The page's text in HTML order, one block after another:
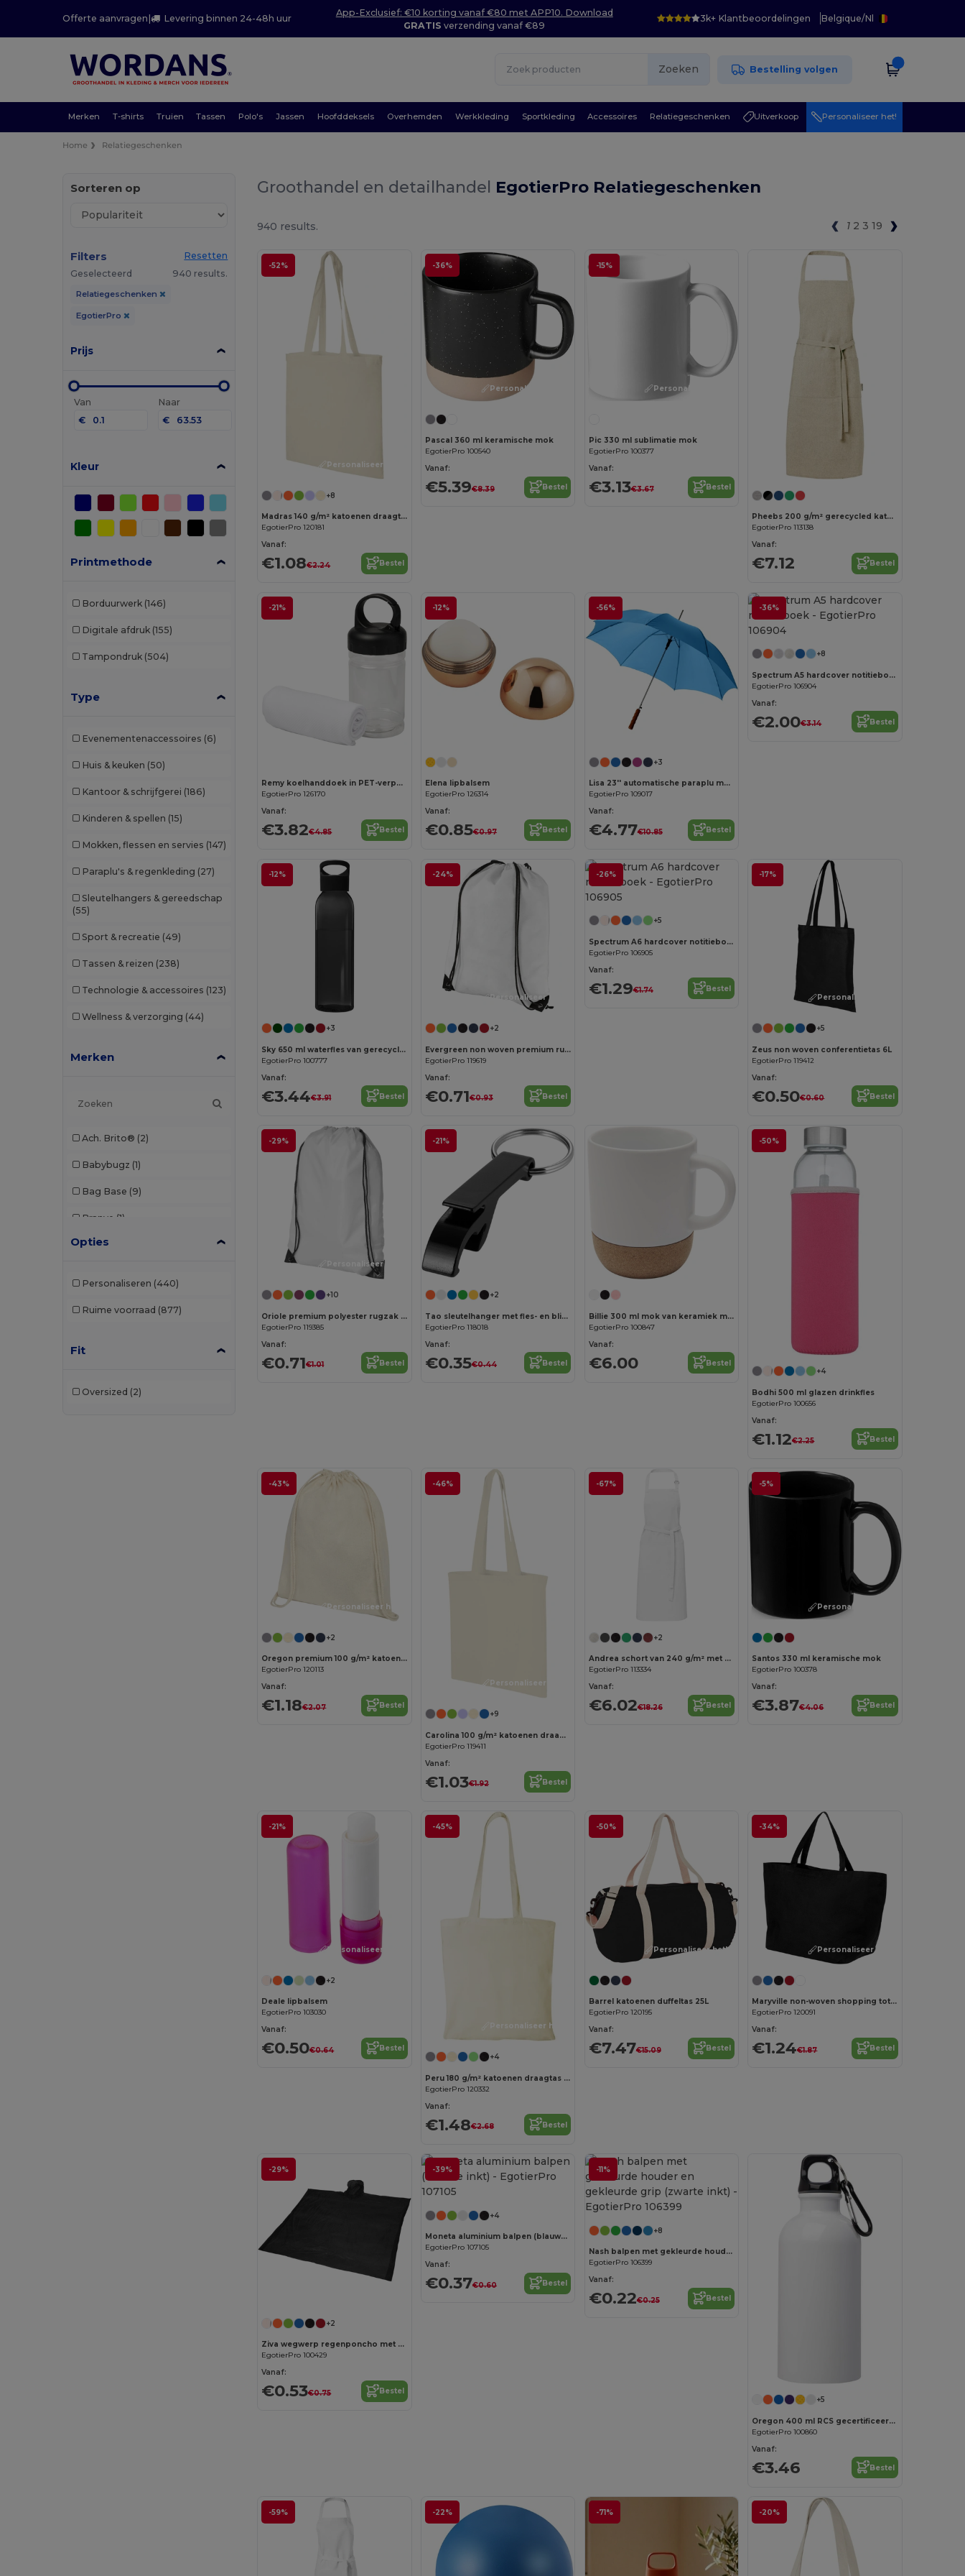
Offerte aanvragen | Levering binnen 24-48h uur
App-Exclusief: €10 korting vanaf €80 met APP10. Download
GRATIS verzending vanaf €89
3k+ Klantbeoordelingen Belgique/Nl
Zoeken Bestelling volgen
Merken T-shirts Truien Tassen Polo's Jassen Hoofddeksels Overhemden Werkkleding Sportkleding Accessoires Relatiegeschenken Uitverkoop Personaliseer het!
Home Relatiegeschenken
Sorteren op
Filters
Resetten
Geselecteerd
940 results.
Relatiegeschenken
EgotierPro
Prijs
Van
€
Naar
€
Kleur
Printmethode
Borduurwerk (146)
Digitale afdruk (155)
Tampondruk (504)
Type
Evenementenaccessoires (6)
Huis & keuken (50)
Kantoor & schrijfgerei (186)
Kinderen & spellen (15)
Mokken, flessen en servies (147)
Paraplu's & regenkleding (27)
Sleutelhangers & gereedschap
(55)
Sport & recreatie (49)
Tassen & reizen (238)
Technologie & accessoires (123)
Wellness & verzorging (44)
Merken
Ach. Brito® (2)
Babybugz (1)
Bag Base (9)
Branve (1)
Buff (1)
Egotier
Opties
Personaliseren (440)
Ruime voorraad (877)
Fit
Oversized (2)
Groothandel en detailhandel EgotierPro Relatiegeschenken
940 results. 1 2 3 19
-52%
Personaliseer het!
+8
Madras 140 g/m² katoenen draagtas 7L
EgotierPro 120181
Vanaf:
€1.08€2.24 Bestel
-36%
Personaliseer het!
Pascal 360 ml keramische mok
EgotierPro 100540
Vanaf:
€5.39€8.39 Bestel
-15%
Personaliseer het!
Pic 330 ml sublimatie mok
EgotierPro 100377
Vanaf:
€3.13€3.67 Bestel
Pheebs 200 g/m² gerecycled katoenen schort
EgotierPro 113138
Vanaf:
€7.12 Bestel
-21%
Remy koelhanddoek in PET-verpakking
EgotierPro 126170
Vanaf:
€3.82€4.85 Bestel
-12%
Elena lipbalsem
EgotierPro 126314
Vanaf:
€0.85€0.97 Bestel
-56%
+3
Lisa 23'' automatische paraplu met houten handvat
EgotierPro 109017
Vanaf:
€4.77€10.85 Bestel
-36%
Personaliseer het!
+8
Spectrum A5 hardcover notitieboek
EgotierPro 106904
Vanaf:
€2.00€3.14 Bestel
-12%
+3
Sky 650 ml waterfles van gerecycled plastic
EgotierPro 100777
Vanaf:
€3.44€3.91 Bestel
-24%
Personaliseer het!
+2
Evergreen non woven premium rugzak 5L
EgotierPro 119619
Vanaf:
€0.71€0.93 Bestel
-26%
Personaliseer het!
+5
Spectrum A6 hardcover notitieboek
EgotierPro 106905
Vanaf:
€1.29€1.74 Bestel
-17%
Personaliseer het!
+5
Zeus non woven conferentietas 6L
EgotierPro 119412
Vanaf:
€0.50€0.60 Bestel
-29%
Personaliseer het!
+10
Oriole premium polyester rugzak 5L
EgotierPro 119385
Vanaf:
€0.71€1.01 Bestel
-21%
+2
Tao sleutelhanger met fles- en blikopener
EgotierPro 118018
Vanaf:
€0.35€0.44 Bestel
Billie 300 ml mok van keramiek met kurkdetails en matte afwerking
EgotierPro 100847
Vanaf:
€6.00 Bestel
-50%
+4
Bodhi 500 ml glazen drinkfles
EgotierPro 100656
Vanaf:
€1.12€2.25 Bestel
-43%
Personaliseer het!
+2
Oregon premium 100 g/m² katoenen rugzak 5L
EgotierPro 120113
Vanaf:
€1.18€2.07 Bestel
-46%
Personaliseer het!
+9
Carolina 100 g/m² katoenen draagtas 7L
EgotierPro 119411
Vanaf:
€1.03€1.92 Bestel
-67%
+2
Andrea schort van 240 g/m² met verstelbare nekband
EgotierPro 113334
Vanaf:
€6.02€18.26 Bestel
-5%
Personaliseer het!
Santos 330 ml keramische mok
EgotierPro 100378
Vanaf:
€3.87€4.06 Bestel
-21%
Personaliseer het!
+2
Deale lipbalsem
EgotierPro 103030
Vanaf:
€0.50€0.64 Bestel
-45%
Personaliseer het!
+4
Peru 180 g/m² katoenen draagtas 7L
EgotierPro 120332
Vanaf:
€1.48€2.68 Bestel
-50%
Personaliseer het!
Barrel katoenen duffeltas 25L
EgotierPro 120195
Vanaf:
€7.47€15.09 Bestel
-34%
Personaliseer het!
Maryville non-woven shopping tote bag 28L
EgotierPro 120091
Vanaf:
€1.24€1.87 Bestel
-29%
+2
Ziva wegwerp regenponcho met opbergtasje
EgotierPro 100429
Vanaf:
€0.53€0.75 Bestel
-39%
+4
Moneta aluminium balpen (blauwe inkt)
EgotierPro 107105
Vanaf:
€0.37€0.60 Bestel
-11%
+8
Nash balpen met gekleurde houder en gekleurde grip (zwarte inkt)
EgotierPro 106399
Vanaf:
€0.22€0.25 Bestel
+5
Oregon 400 ml RCS gecertificeerde enkelwandige roestvrijstalen waterfles met karabijnhaak
EgotierPro 100860
Vanaf:
€3.46 Bestel
-59% -22% -71% -20%